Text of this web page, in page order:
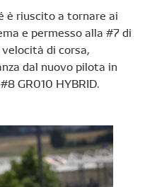
è riuscito a tornare ai
e permesso alla #7 di
di corsa,
dal nuovo pilota in
GR010 HYBRID.